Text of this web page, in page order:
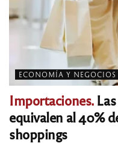
ECONOMÍA Y NEGOCIOS
Importaciones.Las
equivalen al 40%
shoppings